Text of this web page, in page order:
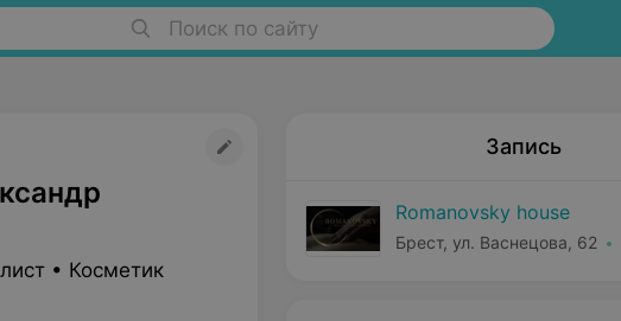
Поиск по сайту
• Косметик
Запись
Romanovsky house
Брест, ул. Васнецова, 62